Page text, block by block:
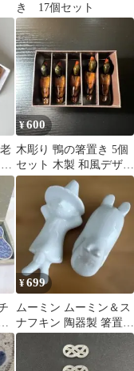
き 17個セット
¥600
木彫り 鴨の箸置き 5個
セット 木製 和風デザイ
ン 食卓を彩る上品なア
イテム
¥699
ムーミン ムーミン＆ス
ナフキン 陶器製 箸置き
2体セット